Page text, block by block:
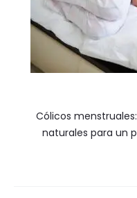
Cólicos
naturales para un